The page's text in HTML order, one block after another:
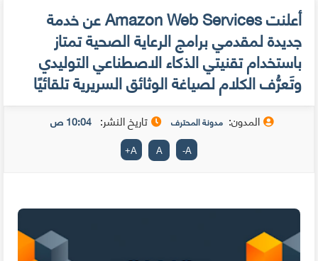
أعلنت Amazon Web Services عن خدمة
جديدة لمقدمي برامج الرعاية الصحية تمتاز
باستخدام تقنيتي الذكاء الاصطناعي التوليدي
وتَعرُّف الكلام لصياغة الوثائق السريرية تلقائيًا
المدون: مدونة المحترف تاريخ النشر: 10:04 ص
A
-
A
A
+